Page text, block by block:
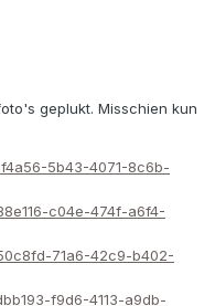
geplukt. Misschien kun
5b43-4071-8c6b-
c04e-474f-a6f4-
71a6-42c9-b402-
f9d6-4113-a9db-